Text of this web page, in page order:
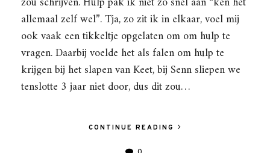
allemaal zelf wel”. Tja, zo zit ik in elkaar, voel mij
ook vaak een tikkeltje opgelaten om om hulp te
vragen. Daarbij voelde het als falen om hulp te
krijgen bij het slapen van Keet, bij Senn sliepen we
tenslotte 3 jaar niet door, dus dit zou…
CONTINUE READING